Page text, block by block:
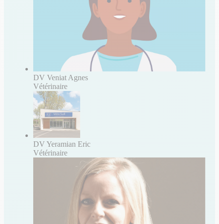
DV Veniat Agnes
Vétérinaire
DV Yeramian Eric
Vétérinaire